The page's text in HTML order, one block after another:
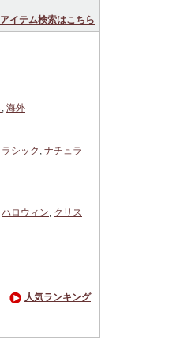
イテム検索はこちら
, 海外
ラシック , ナチュラ
ハロウィン, クリス
人気ランキング